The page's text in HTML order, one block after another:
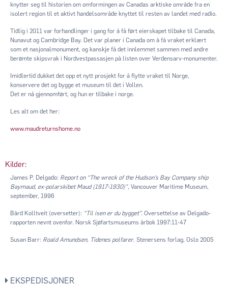
knytter seg til historien om omformingen av Canadas arktiske område fra en
isolert region til et aktivt handelsområde knyttet til resten av landet med radio.
Tidlig i 2011 var forhandlinger i gang for å få ført eierskapet tilbake til Canada,
Nunavut og Cambridge Bay. Det var planer i Canada om å få vraket erklært
som et nasjonalmonument, og kanskje få det innlemmet sammen med andre
berømte skipsvrak i Nordvestpassasjen på listen over Verdensarv-monumenter.
Imidlertid dukket det opp et nytt prosjekt for å flytte vraket til Norge,
konservere det og bygge et museum til det i Vollen.
Det er nå gjennomført, og hun er tilbake i norge.
Les alt om det her:
www.maudreturnshome.no
Kilder:
James P. Delgado: Report on “The wreck of the Hudson’s Bay Company ship
Baymaud, ex-polarskibet Maud (1917-1930)”, Vancouver Maritime Museum,
september, 1996
Bård Kolltveit (oversetter): “Til isen er du bygget”. Oversettelse av Delgado-
rapporten nevnt ovenfor. Norsk Sjøfartsmuseums årbok 1997:11-47
Susan Barr: Roald Amundsen, Tidenes polfarer. Stenersens forlag, Oslo 2005
EKSPEDISJONER